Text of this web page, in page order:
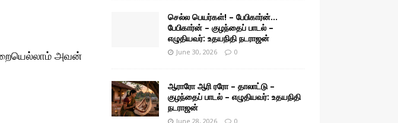
அவன்
செல்ல பெயர்கள்! – பேபிகார்ன்…
பேபிகார்ன் – குழந்தைப் பாடல் –
எழுதியவர்: உதயநிதி நடராஜன்
June 30, 2026 0
ஆராரோ ஆரி ரரோ – தாலாட்டு –
குழந்தைப் பாடல் – எழுதியவர்: உதயநிதி
நடராஜன்
June 28, 2026 0